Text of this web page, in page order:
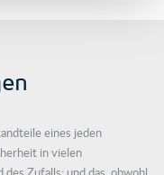
eines jeden
in vielen